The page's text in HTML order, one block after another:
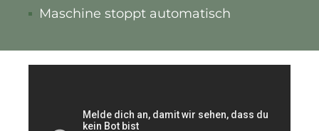
Maschine stoppt automatisch